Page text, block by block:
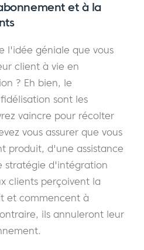
et à la
l'idée géniale que vous
client à vie en
? Eh bien, le
sont les
vaincre pour récolter
vous assurer que vous
produit, d'une assistance
stratégie d'intégration
clients perçoivent la
et commencent à
ils annuleront leur